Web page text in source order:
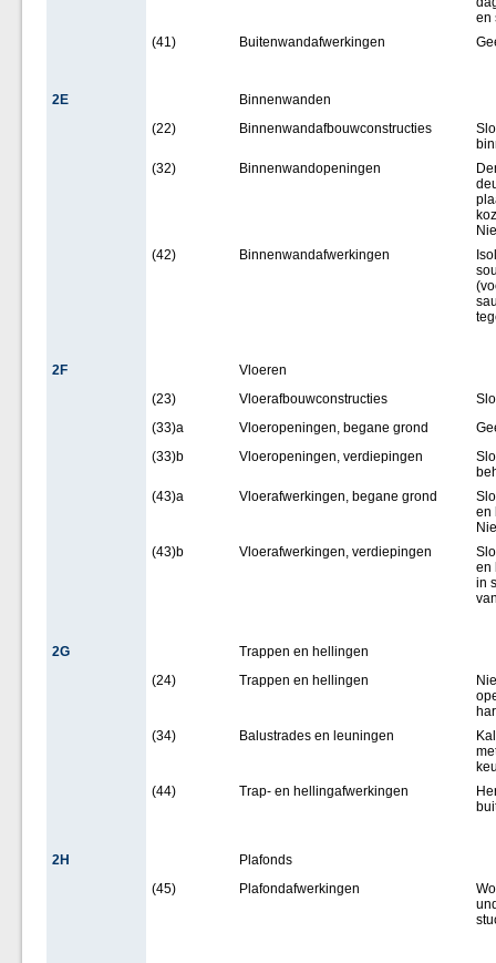
en
(41)
Buitenwandafwerkingen
2E
Binnenwanden
(22)
Binnenwandafbouwconstructies
(32)
Binnenwandopeningen
(42)
Binnenwandafwerkingen
2F
Vloeren
(23)
Vloerafbouwconstructies
(33)a
Vloeropeningen, begane grond
(33)b
Vloeropeningen, verdiepingen
(43)a
Vloerafwerkingen, begane grond
en
(43)b
Vloerafwerkingen, verdiepingen
en
in
2G
Trappen en hellingen
(24)
Trappen en hellingen
(34)
Balustrades en leuningen
(44)
Trap- en hellingafwerkingen
2H
Plafonds
(45)
Plafondafwerkingen